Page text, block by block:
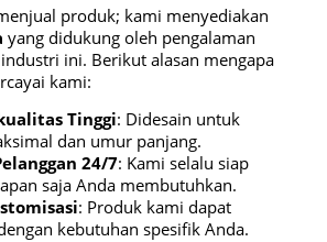
produk; kami menyediakan
yang didukung oleh pengalaman
ini. Berikut alasan mengapa
kami:
Tinggi: Didesain untuk
dan umur panjang.
24/7: Kami selalu siap
saja Anda membutuhkan.
: Produk kami dapat
kebutuhan spesifik Anda.